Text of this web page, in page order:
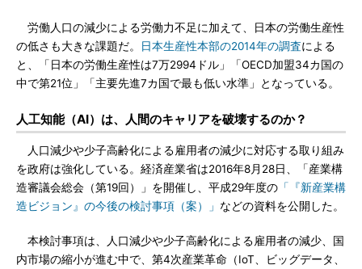
労働人口の減少による労働力不足に加えて、日本の労働生産性
の低さも大きな課題だ。
日本生産性本部の2014年の調査による
と、「日本の労働生産性は7万2994ドル」「OECD加盟34カ国の
中で第21位」「主要先進7カ国で最も低い水準」となっている。
人工知能（AI）は、人間のキャリアを破壊するのか？
人口減少や少子高齢化による雇用者の減少に対応する取り組み
を政府は強化している。経済産業省は2016年8月28日、「産業構
造審議会総会（第19回）」を開催し、平成29年度の 「『新産業構
造ビジョン』の今後の検討事項（案）」 などの資料を公開した。
本検討事項は、人口減少や少子高齢化による雇用者の減少、国
内市場の縮小が進む中で、第4次産業革命（IoT、ビッグデータ、